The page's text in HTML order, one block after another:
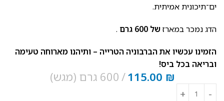
ים־תיכונית אמיתית.
הדג נמכר במארזשל 600 גרם .
הזמינו עכשיו את הברבוניה הטרייה – ותיהנו מארוחה טעימה
ובריאה בכל ביס!
115.00 ₪ 600 גרם (מגש)